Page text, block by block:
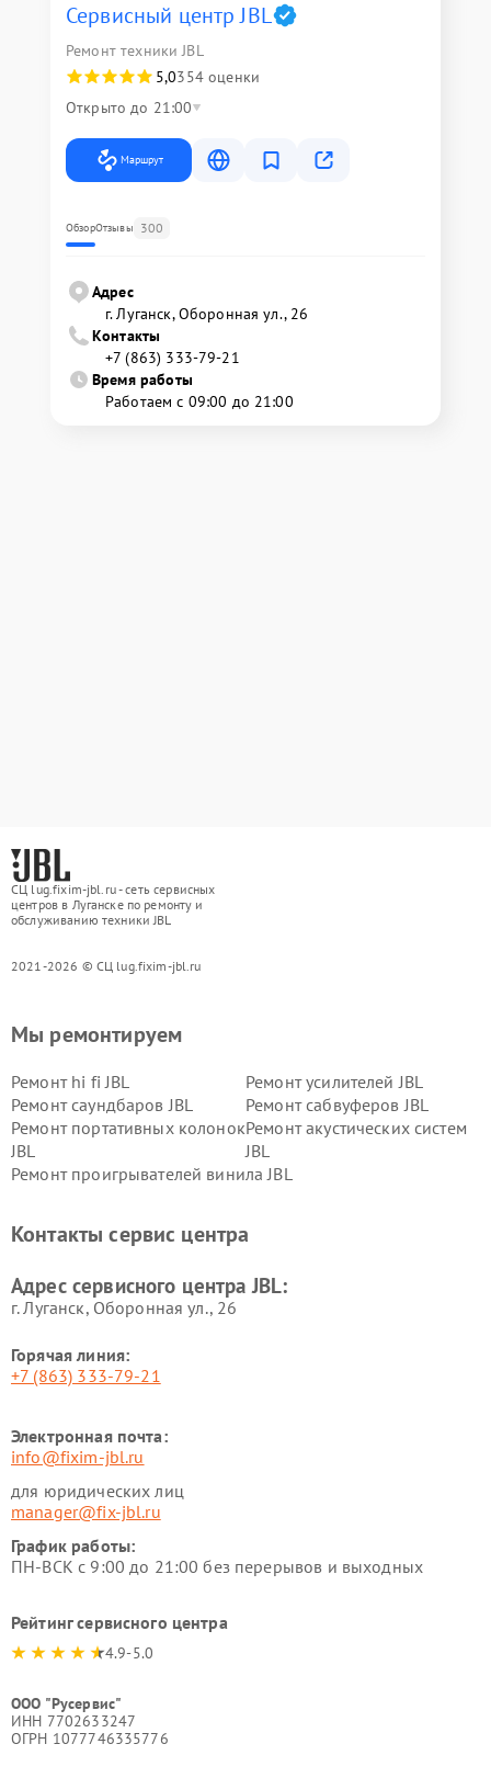
Сервисный центр JBL
Ремонт техники JBL
5,0354 оценки
Открыто до 21:00
Маршрут
ОбзорОтзывы 300
Адрес
г. Луганск, Оборонная ул., 26
Контакты
+7 (863) 333-79-21
Время работы
Работаем с 09:00 до 21:00
СЦ lug.fixim-jbl.ru - сеть сервисных
центров в Луганске по ремонту и
обслуживанию техники JBL
2021-2026 © СЦ lug.fixim-jbl.ru
Мы ремонтируем
Ремонт hi fi JBL
Ремонт усилителей JBL
Ремонт саундбаров JBL
Ремонт сабвуферов JBL
Ремонт портативных колонок
JBL
Ремонт акустических систем
JBL
Ремонт проигрывателей винила JBL
Контакты сервис центра
Адрес сервисного центра JBL:
г. Луганск, Оборонная ул., 26
Горячая линия:
+7 (863) 333-79-21
Электронная почта:
info@fixim-jbl.ru
для юридических лиц
manager@fix-jbl.ru
График работы:
ПН-ВСК с 9:00 до 21:00 без перерывов и выходных
Рейтинг сервисного центра
4.9-5.0
ООО "Русервис"
ИНН 7702633247
ОГРН 1077746335776